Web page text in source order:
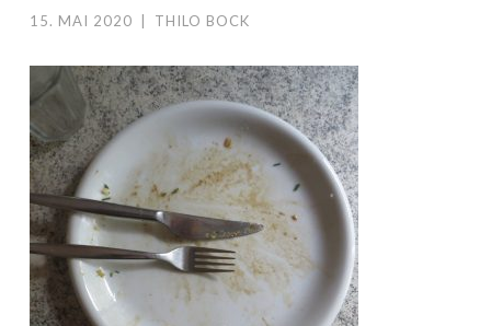
15. MAI 2020 THILO BOCK